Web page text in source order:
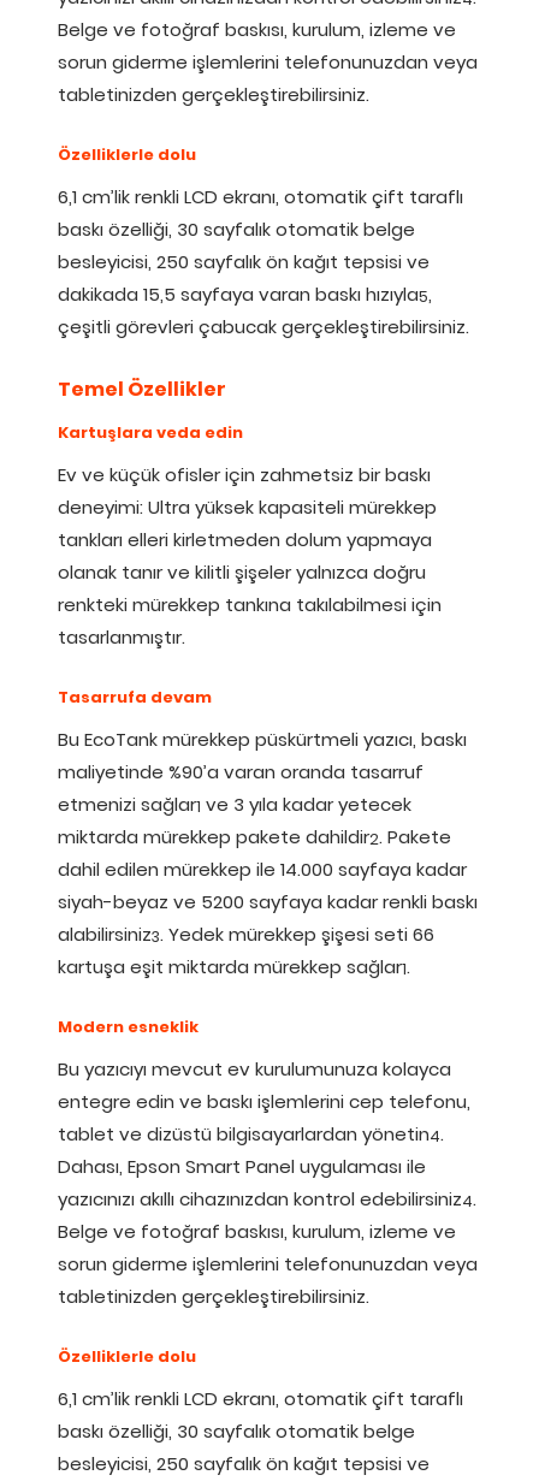
Belge ve fotoğraf baskısı, kurulum, izleme ve
sorun giderme işlemlerini telefonunuzdan veya
tabletinizden gerçekleştirebilirsiniz.
Özelliklerle dolu
6,1 cm’lik renkli LCD ekranı, otomatik çift taraflı
baskı özelliği, 30 sayfalık otomatik belge
besleyicisi, 250 sayfalık ön kağıt tepsisi ve
dakikada 15,5 sayfaya varan baskı hızıyla5,
çeşitli görevleri çabucak gerçekleştirebilirsiniz.
Temel Özellikler
Kartuşlara veda edin
Ev ve küçük ofisler için zahmetsiz bir baskı
deneyimi: Ultra yüksek kapasiteli mürekkep
tankları elleri kirletmeden dolum yapmaya
olanak tanır ve kilitli şişeler yalnızca doğru
renkteki mürekkep tankına takılabilmesi için
tasarlanmıştır.
Tasarrufa devam
Bu EcoTank mürekkep püskürtmeli yazıcı, baskı
maliyetinde %90’a varan oranda tasarruf
etmenizi sağlar1 ve 3 yıla kadar yetecek
miktarda mürekkep pakete dahildir2. Pakete
dahil edilen mürekkep ile 14.000 sayfaya kadar
siyah-beyaz ve 5200 sayfaya kadar renkli baskı
alabilirsiniz3. Yedek mürekkep şişesi seti 66
kartuşa eşit miktarda mürekkep sağlar1.
Modern esneklik
Bu yazıcıyı mevcut ev kurulumunuza kolayca
entegre edin ve baskı işlemlerini cep telefonu,
tablet ve dizüstü bilgisayarlardan yönetin4.
Dahası, Epson Smart Panel uygulaması ile
yazıcınızı akıllı cihazınızdan kontrol edebilirsiniz4.
Belge ve fotoğraf baskısı, kurulum, izleme ve
sorun giderme işlemlerini telefonunuzdan veya
tabletinizden gerçekleştirebilirsiniz.
Özelliklerle dolu
6,1 cm’lik renkli LCD ekranı, otomatik çift taraflı
baskı özelliği, 30 sayfalık otomatik belge
besleyicisi, 250 sayfalık ön kağıt tepsisi ve